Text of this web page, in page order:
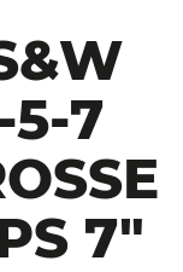
5-7
7″